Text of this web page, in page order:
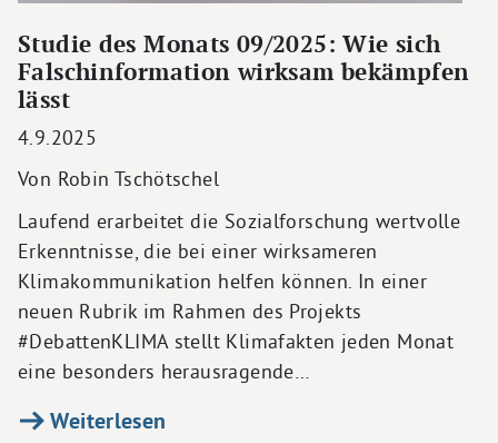
Studie des Monats 09/2025: Wie sich
Falschinformation wirksam bekämpfen
lässt
4.9.2025
Von Robin Tschötschel
Laufend erarbeitet die Sozialforschung wertvolle
Erkenntnisse, die bei einer wirksameren
Klimakommunikation helfen können. In einer
neuen Rubrik im Rahmen des Projekts
#DebattenKLIMA stellt Klimafakten jeden Monat
eine besonders herausragende…
Weiterlesen